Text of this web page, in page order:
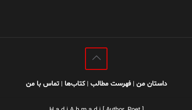
داستان من |فهرست مطالب |کتاب‌ها |تماس با من